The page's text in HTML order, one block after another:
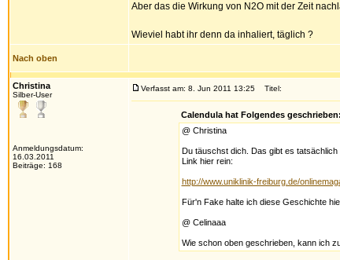
Aber das die Wirkung von N2O mit der Zeit
Wieviel habt ihr denn da inhaliert, täglich ?
Nach oben
Christina
Silber-User
Anmeldungsdatum:
16.03.2011
Beiträge: 168
Verfasst am: 8. Jun 2011 13:25 Titel:
Calendula hat Folgendes geschrieben:
@ Christina
Du täuschst dich. Das gibt es
Link hier rein:
http://www.uniklinik-freiburg.de/
Für'n Fake halte ich diese Geschichte
@ Celinaaa
Wie schon oben geschrieben, kann ich